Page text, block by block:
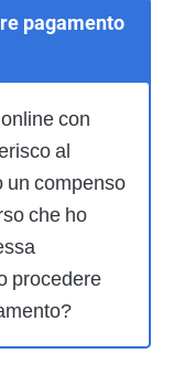
pagamento
con
al
un compenso
che ho
procedere